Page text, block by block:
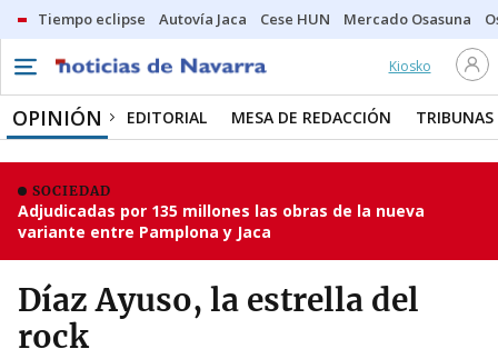
Tiempo eclipse Autovía Jaca Cese HUN Mercado Osasuna
Kiosko
OPINIÓN EDITORIAL MESA DE REDACCIÓN TRIBUNAS
SOCIEDAD
Adjudicadas por 135 millones las obras de la nueva
variante entre Pamplona y Jaca
Díaz Ayuso, la estrella del
rock